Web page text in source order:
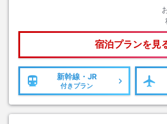
宿泊プランを見
新幹線・JR
付きプラン